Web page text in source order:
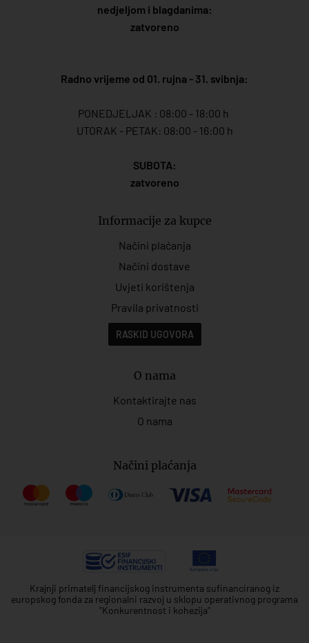
nedjeljom i blagdanima:
zatvoreno
Radno vrijeme od 01. rujna - 31. svibnja:
PONEDJELJAK : 08:00 - 18:00 h
UTORAK - PETAK: 08:00 - 16:00 h
SUBOTA:
zatvoreno
Informacije za kupce
Načini plaćanja
Načini dostave
Uvjeti korištenja
Pravila privatnosti
RASKID UGOVORA
O nama
Kontaktirajte nas
O nama
Načini plaćanja
Krajnji primatelj financijskog instrumenta sufinanciranog iz
europskog fonda za regionalni razvoj u sklopu operativnog programa
"Konkurentnost i kohezija"